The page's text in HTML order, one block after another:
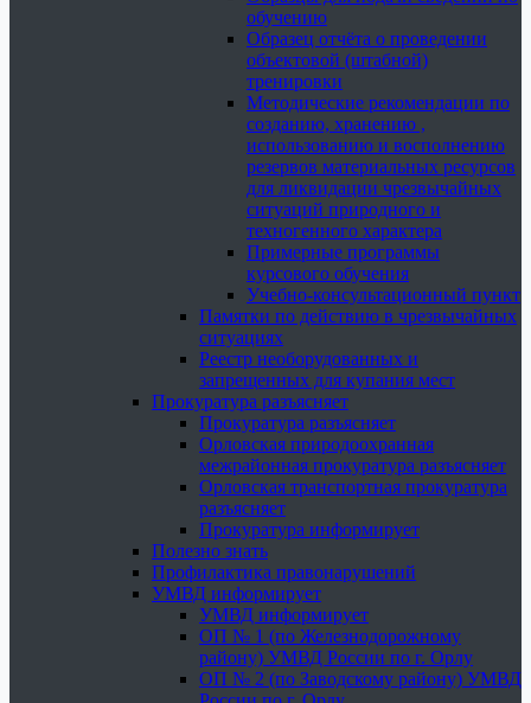
обучению
Образец отчёта о проведении
объектовой (штабной)
тренировки
Методические рекомендации по
созданию, хранению ,
использованию и восполнению
резервов материальных ресурсов
для ликвидации чрезвычайных
ситуаций природного и
техногенного характера
Примерные программы
курсового обучения
Учебно-консультационный пункт
Памятки по действию в чрезвычайных
ситуациях
Реестр необорудованных и
запрещенных для купания мест
Прокуратура разъясняет
Прокуратура разъясняет
Орловская природоохранная
межрайонная прокуратура разъясняет
Орловская транспортная прокуратура
разъясняет
Прокуратура информирует
Полезно знать
Профилактика правонарушений
УМВД информирует
УМВД информирует
ОП № 1 (по Железнодорожному
району) УМВД России по г. Орлу
ОП № 2 (по Заводскому району) УМВД